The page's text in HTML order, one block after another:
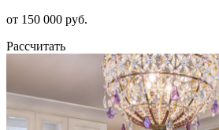
от 150 000 руб.
Рассчитать